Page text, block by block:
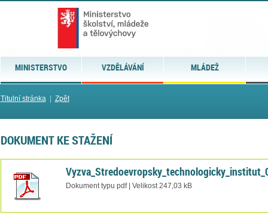
MINISTERSTVO VZDĚLÁVÁNÍ MLÁDEŽ
Titulní stránka| Zpět
DOKUMENT KE STAŽENÍ
Dokument typu pdf | Velikost 247,03 kB